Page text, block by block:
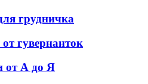
грудничка
гувернанток
от А до Я